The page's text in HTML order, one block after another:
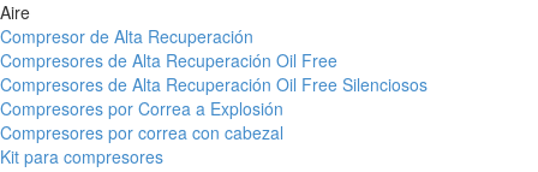
Aire
Compresor de Alta Recuperación
Compresores de Alta Recuperación Oil Free
Compresores de Alta Recuperación Oil Free Silenciosos
Compresores por Correa a Explosión
Compresores por correa con cabezal
Kit para compresores